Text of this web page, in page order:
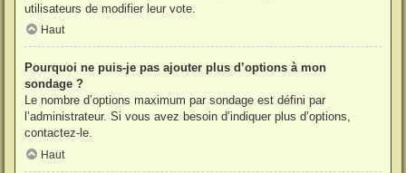
utilisateurs de modifier leur vote.
Haut
Pourquoi ne puis-je pas ajouter plus d’options à mon
sondage ?
Le nombre d’options maximum par sondage est défini par
l’administrateur. Si vous avez besoin d’indiquer plus d’options,
contactez-le.
Haut